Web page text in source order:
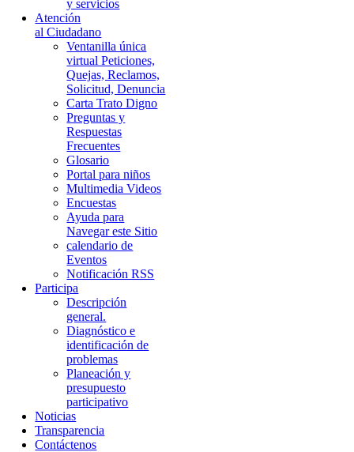
y servicios
Atención
al Ciudadano
Ventanilla única
virtual Peticiones,
Quejas, Reclamos,
Solicitud, Denuncia
Carta Trato Digno
Preguntas y
Respuestas
Frecuentes
Glosario
Portal para niños
Multimedia Videos
Encuestas
Ayuda para
Navegar este Sitio
calendario de
Eventos
Notificación RSS
Participa
Descripción
general.
Diagnóstico e
identificación de
problemas
Planeación y
presupuesto
participativo
Noticias
Transparencia
Contáctenos